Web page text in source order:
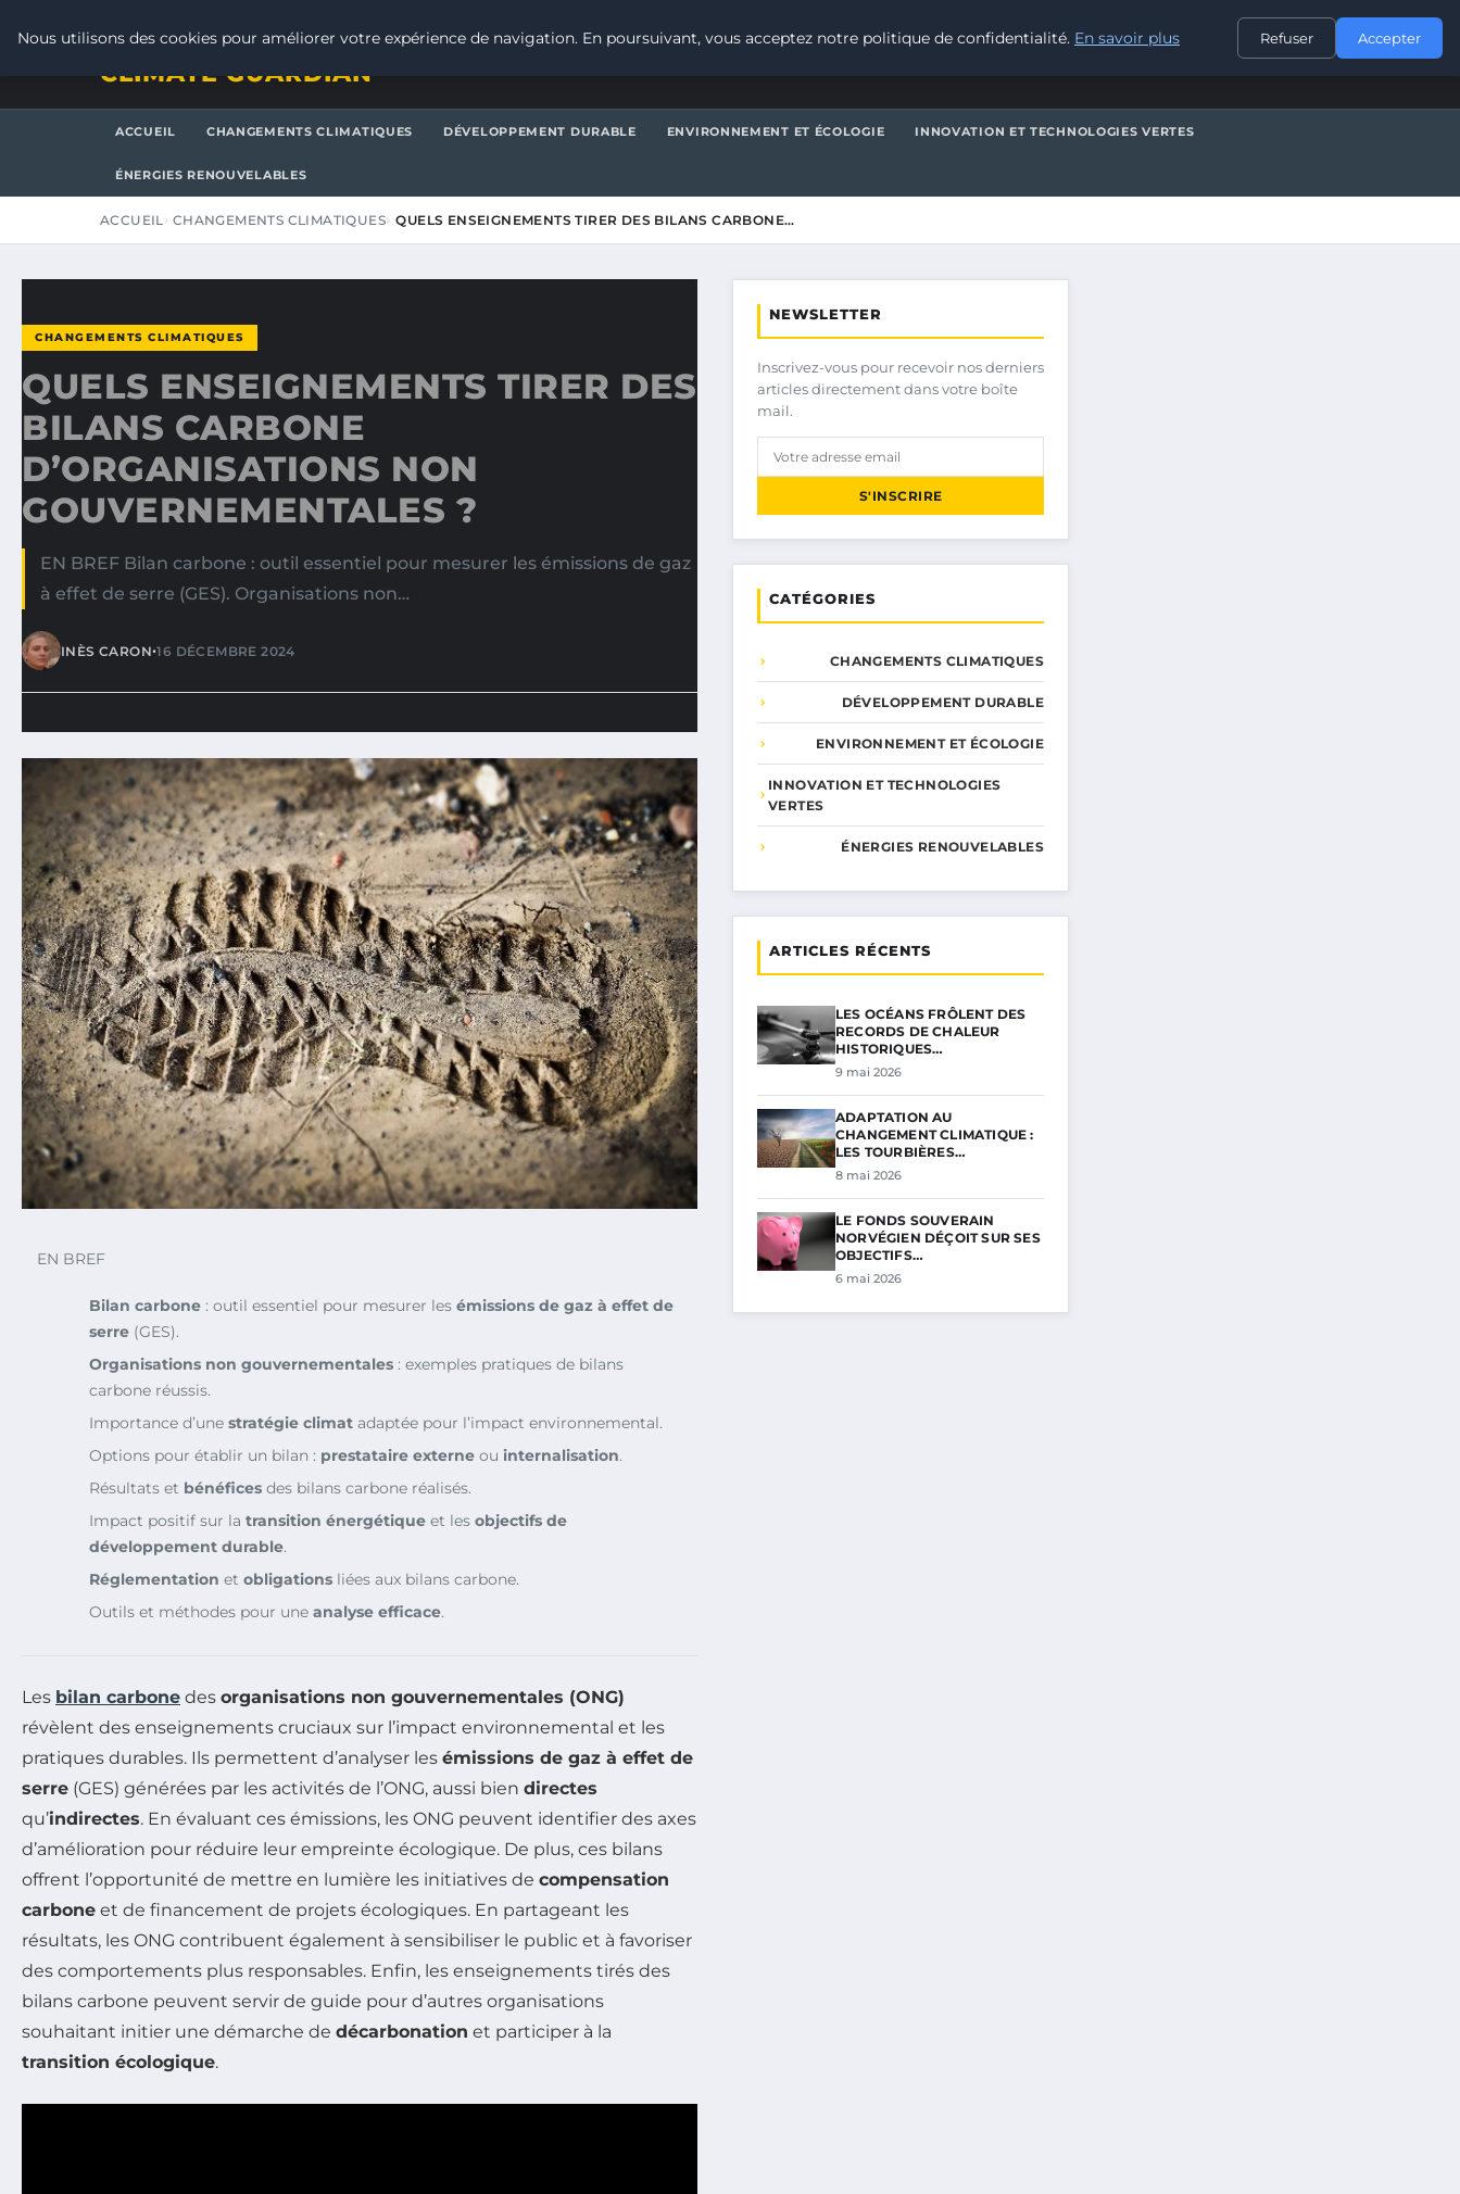
CONTACT
CLIMATE GUARDIAN
ACCUEIL CHANGEMENTS CLIMATIQUES DÉVELOPPEMENT DURABLE ENVIRONNEMENT ET ÉCOLOGIE INNOVATION ET TECHNOLOGIES VERTES
ÉNERGIES RENOUVELABLES
ACCUEIL CHANGEMENTS CLIMATIQUES QUELS ENSEIGNEMENTS TIRER DES BILANS CARBONE…
CHANGEMENTS CLIMATIQUES
QUELS ENSEIGNEMENTS TIRER DES
BILANS CARBONE
D’ORGANISATIONS NON
GOUVERNEMENTALES ?
EN BREF Bilan carbone : outil essentiel pour mesurer les émissions de gaz
à effet de serre (GES). Organisations non…
INÈS CARON•16 DÉCEMBRE 2024
EN BREF
Bilan carbone : outil essentiel pour mesurer les émissions de gaz à effet de
serre (GES).
Organisations non gouvernementales : exemples pratiques de bilans
carbone réussis.
Importance d’une stratégie climat adaptée pour l’impact environnemental.
Options pour établir un bilan : prestataire externe ou internalisation.
Résultats et bénéfices des bilans carbone réalisés.
Impact positif sur la transition énergétique et les objectifs de
développement durable.
Réglementation et obligations liées aux bilans carbone.
Outils et méthodes pour une analyse efficace.
Les bilan carbone des organisations non gouvernementales (ONG)
révèlent des enseignements cruciaux sur l’impact environnemental et les
pratiques durables. Ils permettent d’analyser les émissions de gaz à effet de
serre (GES) générées par les activités de l’ONG, aussi bien directes
qu’indirectes. En évaluant ces émissions, les ONG peuvent identifier des axes
d’amélioration pour réduire leur empreinte écologique. De plus, ces bilans
offrent l’opportunité de mettre en lumière les initiatives de compensation
carbone et de financement de projets écologiques. En partageant les
résultats, les ONG contribuent également à sensibiliser le public et à favoriser
des comportements plus responsables. Enfin, les enseignements tirés des
bilans carbone peuvent servir de guide pour d’autres organisations
souhaitant initier une démarche de décarbonation et participer à la
transition écologique.
NEWSLETTER
Inscrivez-vous pour recevoir nos derniers
articles directement dans votre boîte
mail.
S'INSCRIRE
CATÉGORIES
CHANGEMENTS CLIMATIQUES
DÉVELOPPEMENT DURABLE
ENVIRONNEMENT ET ÉCOLOGIE
INNOVATION ET TECHNOLOGIES
VERTES
ÉNERGIES RENOUVELABLES
ARTICLES RÉCENTS
LES OCÉANS FRÔLENT DES
RECORDS DE CHALEUR
HISTORIQUES…
9 mai 2026
ADAPTATION AU
CHANGEMENT CLIMATIQUE :
LES TOURBIÈRES…
8 mai 2026
LE FONDS SOUVERAIN
NORVÉGIEN DÉÇOIT SUR SES
OBJECTIFS…
6 mai 2026
Nous utilisons des cookies pour améliorer votre expérience de navigation. En poursuivant, vous acceptez notre politique de confidentialité. En savoir plus Refuser Accepter